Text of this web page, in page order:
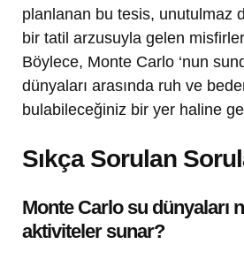
planlanan bu tesis, unutulmaz
bir tatil arzusuyla gelen
Böylece, Monte Carlo ‘nun
dünyaları arasında ruh ve
bulabileceğiniz bir yer haline
Sıkça Sorulan
Monte Carlo su dünyaları
aktiviteler sunar?